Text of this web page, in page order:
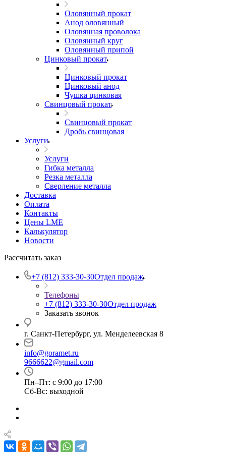
Оловянный прокат
Анод оловянный
Оловянная проволока
Оловянный круг
Оловянный припой
Цинковый прокат
Цинковый прокат
Цинковый анод
Чушка цинковая
Свинцовый прокат
Свинцовый прокат
Дробь свинцовая
Услуги
Услуги
Гибка металла
Резка металла
Сверление металла
Доставка
Оплата
Контакты
Цены LME
Калькулятор
Новости
Рассчитать заказ
+7 (812) 333-30-30Отдел продаж
Телефоны
+7 (812) 333-30-30Отдел продаж
Заказать звонок
г. Санкт-Петербург, ул. Менделеевская 8
info@goramet.ru
9666622@gmail.com
Пн–Пт: с 9:00 до 17:00
Сб-Вс: выходной